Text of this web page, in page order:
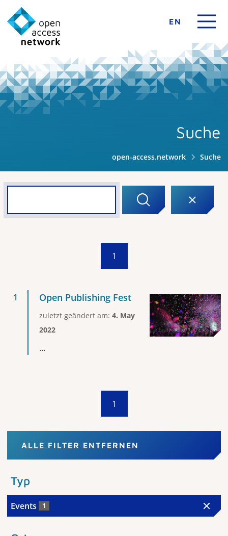
EN
Suche
open-access.network Suche
1
Open Publishing Fest
zuletzt geändert am: 4. May
2022
...
1
ALLE FILTER ENTFERNEN
Typ
Events 1